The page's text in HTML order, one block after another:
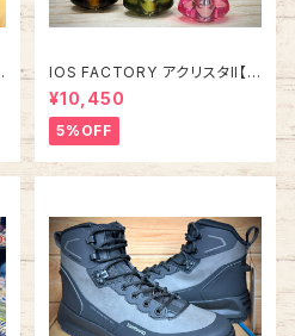
IOS FACTORY アクリスタII【タ
イプA】
¥10,450
5%OFF